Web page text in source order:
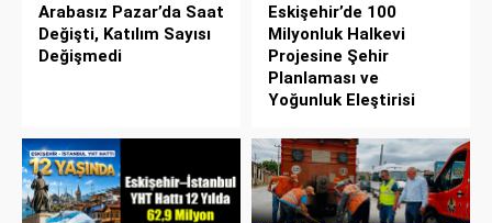
Arabasız Pazar’da Saat
Değişti, Katılım Sayısı
Değişmedi
Eskişehir’de 100
Milyonluk Halkevi
Projesine Şehir
Planlaması ve
Yoğunluk Eleştirisi